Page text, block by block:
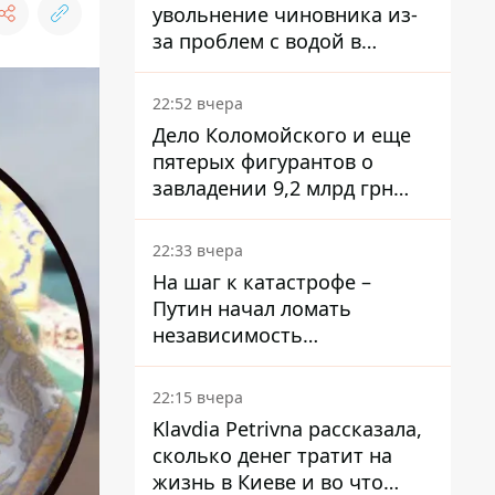
увольнение чиновника из-
за проблем с водой в
Марганце
22:52 вчера
Дело Коломойского и еще
пятерых фигурантов о
завладении 9,2 млрд грн
ПриватБанка направили в
суд
22:33 вчера
На шаг к катастрофе –
Путин начал ломать
независимость
собственного Центробанка,
заставив снизить базовую
ставку
22:15 вчера
Klavdia Petrivna рассказала,
сколько денег тратит на
жизнь в Киеве и во что